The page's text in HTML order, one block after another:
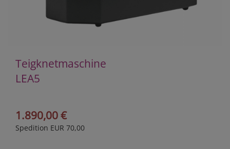
Teigknetmaschine
LEA5
1.890,00 €
Spedition EUR 70,00